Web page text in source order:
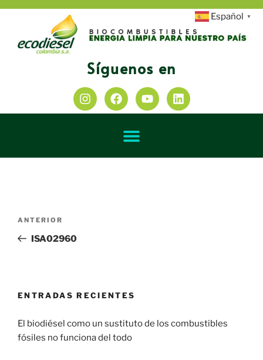
Síguenos en
ANTERIOR
ISA02960
ENTRADAS RECIENTES
El biodiésel como un sustituto de los combustibles
fósiles no funciona del todo
Español ▼